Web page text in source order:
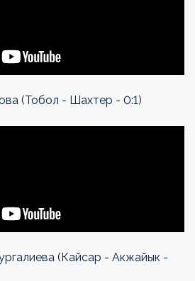
(Тобол - Шахтер - 0:1)
(Кайсар - Акжайык -